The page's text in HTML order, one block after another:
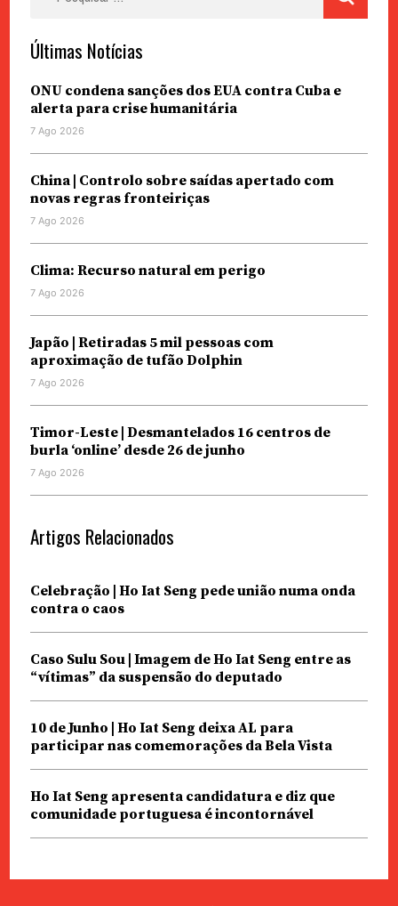
Últimas Notícias
ONU condena sanções dos EUA contra Cuba e
alerta para crise humanitária
7 Ago 2026
China | Controlo sobre saídas apertado com
novas regras fronteiriças
7 Ago 2026
Clima: Recurso natural em perigo
7 Ago 2026
Japão | Retiradas 5 mil pessoas com
aproximação de tufão Dolphin
7 Ago 2026
Timor-Leste | Desmantelados 16 centros de
burla ‘online’ desde 26 de junho
7 Ago 2026
Artigos Relacionados
Celebração | Ho Iat Seng pede união numa onda
contra o caos
Caso Sulu Sou | Imagem de Ho Iat Seng entre as
“vítimas” da suspensão do deputado
10 de Junho | Ho Iat Seng deixa AL para
participar nas comemorações da Bela Vista
Ho Iat Seng apresenta candidatura e diz que
comunidade portuguesa é incontornável